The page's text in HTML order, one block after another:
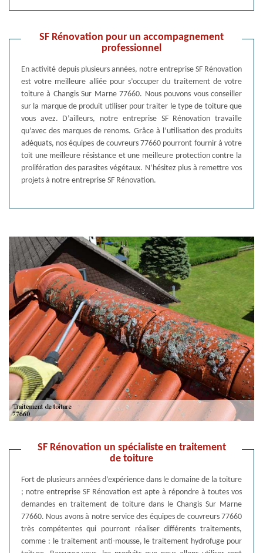
SF Rénovation pour un accompagnement
professionnel
En activité depuis plusieurs années, notre entreprise SF Rénovation
est votre meilleure alliée pour s’occuper du traitement de votre
toiture à Changis Sur Marne 77660. Nous pouvons vous conseiller
sur la marque de produit utiliser pour traiter le type de toiture que
vous avez. D’ailleurs, notre entreprise SF Rénovation travaille
qu’avec des marques de renoms. Grâce à l’utilisation des produits
adéquats, nos équipes de couvreurs 77660 pourront fournir à votre
toit une meilleure résistance et une meilleure protection contre la
prolifération des parasites végétaux. N’hésitez plus à remettre vos
projets à notre entreprise SF Rénovation.
SF Rénovation un spécialiste en traitement
de toiture
Fort de plusieurs années d’expérience dans le domaine de la toiture
; notre entreprise SF Rénovation est apte à répondre à toutes vos
demandes en traitement de toiture dans le Changis Sur Marne
77660. Nous avons à notre service des équipes de couvreurs 77660
très compétentes qui pourront réaliser différents traitements,
comme : le traitement anti-mousse, le traitement hydrofuge pour